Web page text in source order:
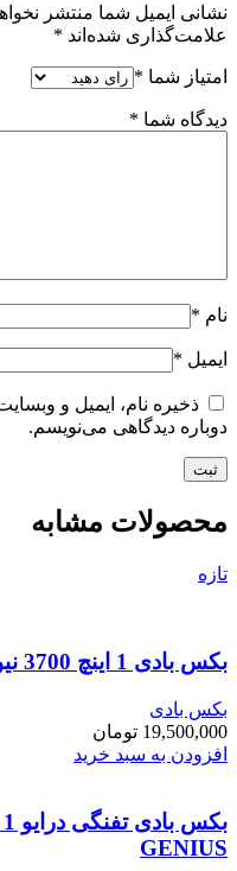
نشانی ایمیل شما منتشر
علامت‌گذاری شده‌اند *
امتیاز شما *
دیدگاه شما *
نام *
ایمیل *
ذخیره نام، ایمیل و
دوباره دیدگاهی می‌نویسم.
محصولات مشابه
تازه
بکس بادی 1 اینچ 3700 نیوتن FUJIWARA
بکس بادی
19,500,000 تومان
افزودن به سبد خرید
GENIUS